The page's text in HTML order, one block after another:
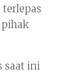
saat ini